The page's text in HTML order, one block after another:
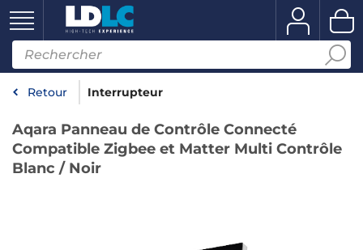
Retour Interrupteur
Aqara Panneau de Contrôle Connecté
Compatible Zigbee et Matter Multi Contrôle
Blanc / Noir